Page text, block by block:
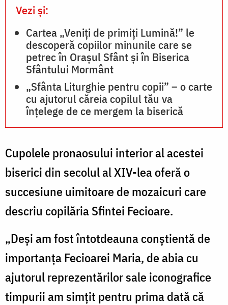
Vezi și:
Cartea „Veniți de primiți Lumină!” le
descoperă copiilor minunile care se
petrec în Orașul Sfânt și în Biserica
Sfântului Mormânt
„Sfânta Liturghie pentru copii” – o carte
cu ajutorul căreia copilul tău va
înțelege de ce mergem la biserică
Cupolele pronaosului interior al acestei
biserici din secolul al XIV-lea oferă o
succesiune uimitoare de mozaicuri care
descriu copilăria Sfintei Fecioare.
„Deși am fost întotdeauna conștientă de
importanța Fecioarei Maria, de abia cu
ajutorul reprezentărilor sale iconografice
timpurii am simțit pentru prima dată că